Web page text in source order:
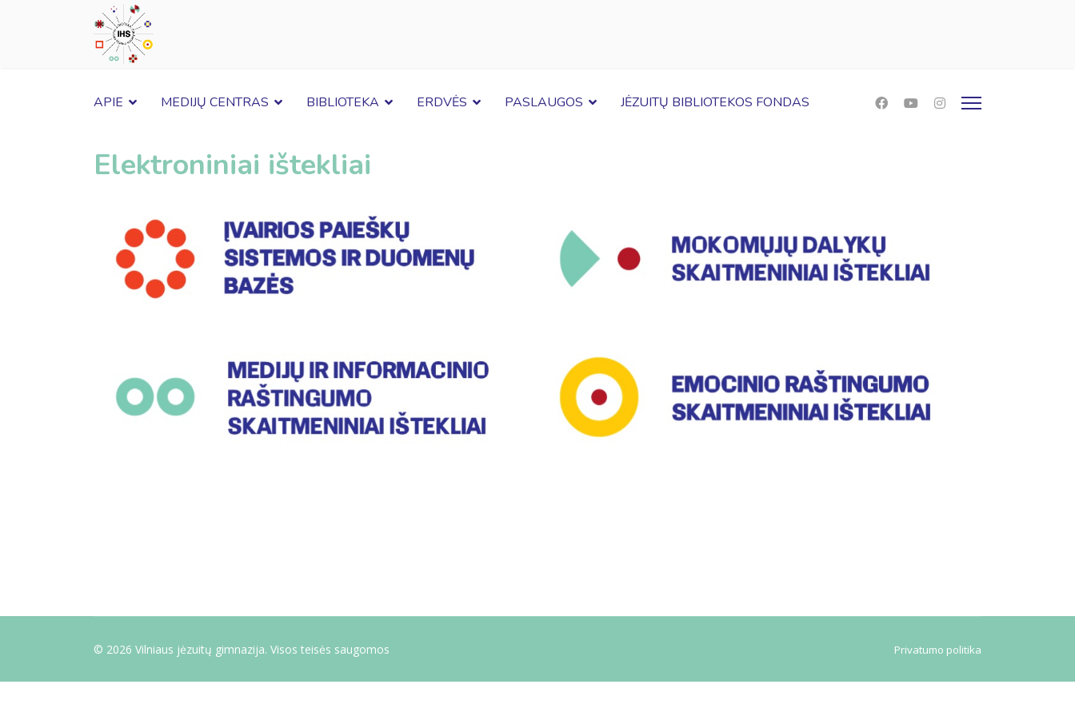
APIE MEDIJŲ CENTRAS BIBLIOTEKA ERDVĖS PASLAUGOS JĖZUITŲ BIBLIOTEKOS FONDAS
Elektroniniai ištekliai
© 2026 Vilniaus jėzuitų gimnazija. Visos teisės saugomos Privatumo politika